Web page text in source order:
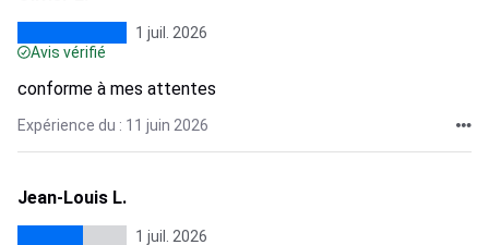
1 juil. 2026
Avis vérifié
conforme à mes attentes
Expérience du : 11 juin 2026
Jean-Louis L.
1 juil. 2026